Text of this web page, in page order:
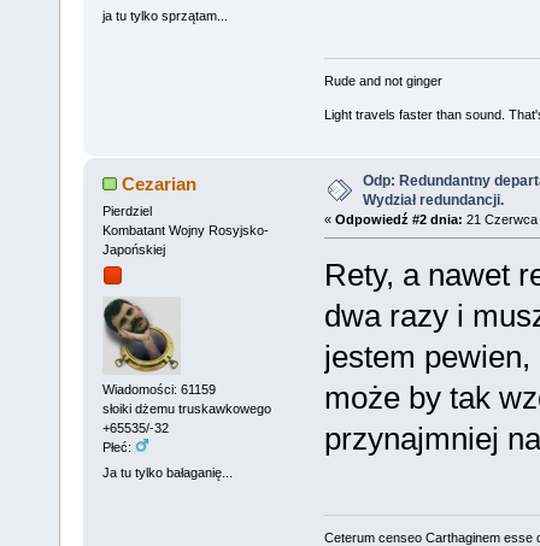
ja tu tylko sprzątam...
Rude and not ginger
Light travels faster than sound.
Cezarian
Pierdziel
Kombatant Wojny Rosyjsko-
Japońskiej
Wiadomości: 61159
słoiki dżemu truskawkowego
+65535/-32
Płeć:
Ja tu tylko bałaganię...
Odp: Redundantny
Wydział redundancji.
« Odpowiedź #2 dnia: 21 Czerwca
Rety, a nawet
dwa razy i
jestem
może by tak
przynajmniej
Ceterum censeo Carthaginem esse